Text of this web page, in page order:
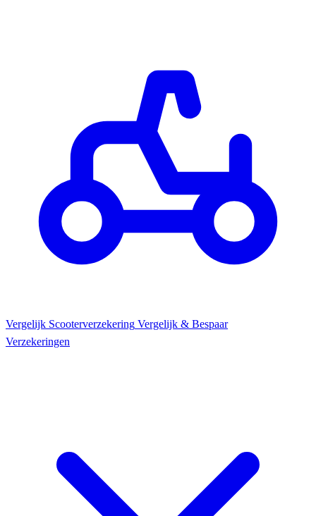
Vergelijk Scooterverzekering Vergelijk & Bespaar
Verzekeringen